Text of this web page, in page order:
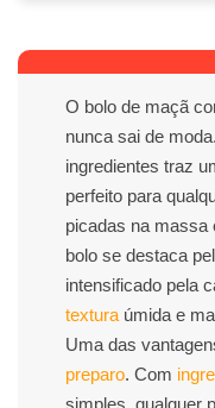
O bolo de maçã
nunca sai de
ingredientes traz
perfeito para
picadas na massa
bolo se destaca
intensificado pela
textura úmida e
Uma das
preparo. Com